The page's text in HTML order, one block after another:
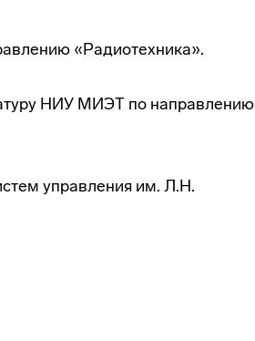
«Радиотехника».
НИУ МИЭТ по направлению
управления им. Л.Н.